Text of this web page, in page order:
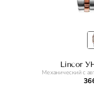
Lincor
Механический с
36